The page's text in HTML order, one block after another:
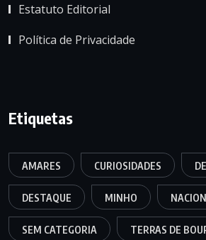
Estatuto Editorial
Política de Privacidade
Etiquetas
AMARES CURIOSIDADES
DESTAQUE MINHO
SEM CATEGORIA TERRAS DE